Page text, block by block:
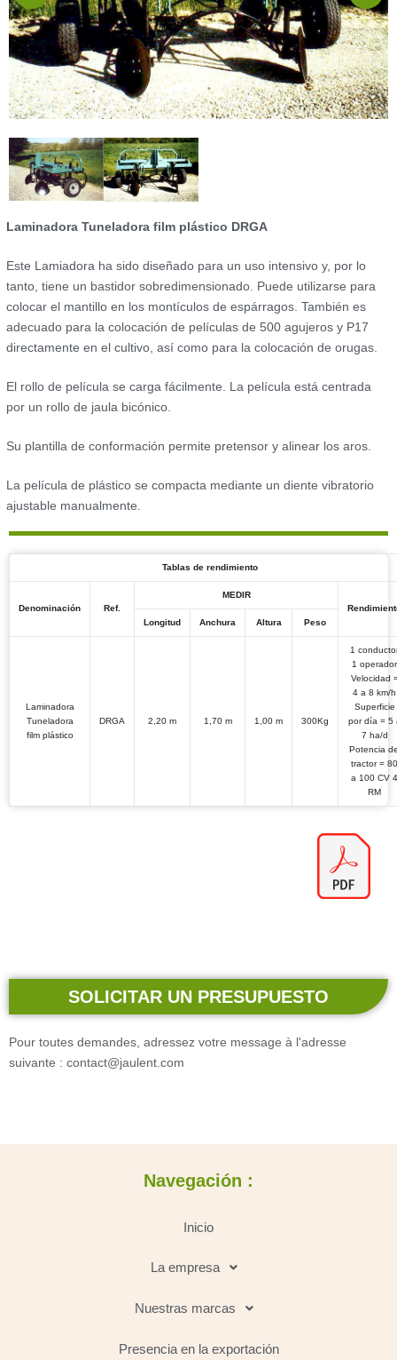
Laminadora Tuneladora film plástico DRGA
Este Lamiadora ha sido diseñado para un uso intensivo y, por lo
tanto, tiene un bastidor sobredimensionado. Puede utilizarse para
colocar el mantillo en los montículos de espárragos. También es
adecuado para la colocación de películas de 500 agujeros y P17
directamente en el cultivo, así como para la colocación de orugas.
El rollo de película se carga fácilmente. La película está centrada
por un rollo de jaula bicónico.
Su plantilla de conformación permite pretensor y alinear los aros.
La película de plástico se compacta mediante un diente vibratorio
ajustable manualmente.
Tablas de rendimiento
Denominación Ref.
MEDIR
Longitud
Anchura Altura Peso
Laminadora
Tuneladora
film plástico
DRGA 2,20 m 1,70 m 1,00 m 300Kg
1
1 operador
Velocidad
4 a 8 km/h
Superficie
por día = 5
7 ha/d
Potencia
tractor = 80
a 100 CV 4
RM
SOLICITAR UN PRESUPUESTO
Pour toutes demandes, adressez votre message à l'adresse
suivante : contact@jaulent.com
Navegación :
Inicio
La empresa
Nuestras marcas
Presencia en la exportación